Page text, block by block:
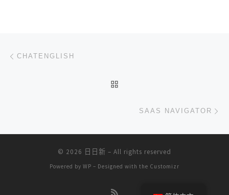
文章导航
CHATENGLISH
SAAS NAVIGATOR
© 2026 日日新 – All rights reserved
Powered by WP – Designed with the Customizr